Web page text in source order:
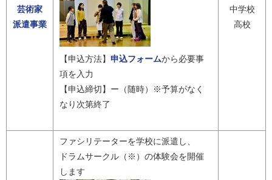
芸術家
派遣事業
【申込方法】 申込フォームから必要事
項を入力
【申込締切】ー（随時）※予算がなく
なり次第終了
中学校
高校
ファシリテーターを学校に派遣し、
ドラムサークル（※）の体験会を開催
します